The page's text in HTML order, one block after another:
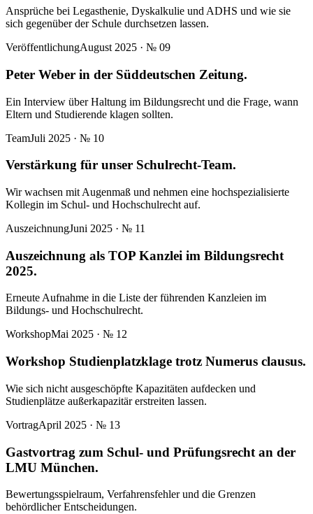
Ansprüche bei Legasthenie, Dyskalkulie und ADHS und wie sie
sich gegenüber der Schule durchsetzen lassen.
VeröffentlichungAugust 2025 · № 09
Peter Weber in der Süddeutschen Zeitung.
Ein Interview über Haltung im Bildungsrecht und die Frage, wann
Eltern und Studierende klagen sollten.
TeamJuli 2025 · № 10
Verstärkung für unser Schulrecht-Team.
Wir wachsen mit Augenmaß und nehmen eine hochspezialisierte
Kollegin im Schul- und Hochschulrecht auf.
AuszeichnungJuni 2025 · № 11
Auszeichnung als TOP Kanzlei im Bildungsrecht
2025.
Erneute Aufnahme in die Liste der führenden Kanzleien im
Bildungs- und Hochschulrecht.
WorkshopMai 2025 · № 12
Workshop Studienplatzklage trotz Numerus clausus.
Wie sich nicht ausgeschöpfte Kapazitäten aufdecken und
Studienplätze außerkapazitär erstreiten lassen.
VortragApril 2025 · № 13
Gastvortrag zum Schul- und Prüfungsrecht an der
LMU München.
Bewertungsspielraum, Verfahrensfehler und die Grenzen
behördlicher Entscheidungen.